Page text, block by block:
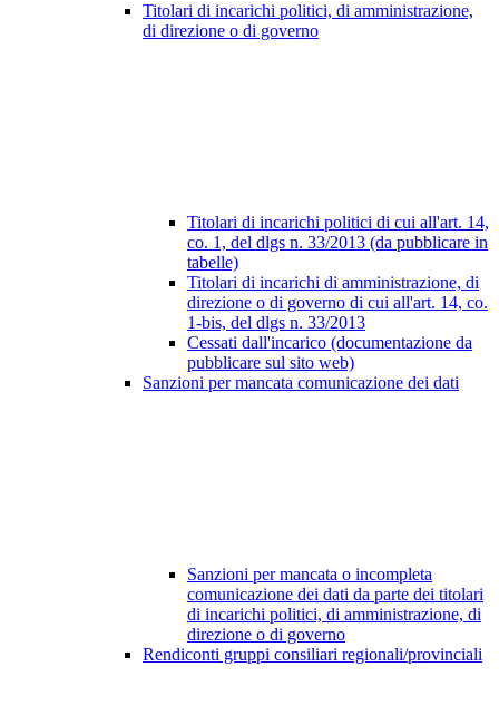
Titolari di incarichi politici, di amministrazione,
di direzione o di governo
Titolari di incarichi politici di cui all'art. 14,
co. 1, del dlgs n. 33/2013 (da pubblicare in
tabelle)
Titolari di incarichi di amministrazione, di
direzione o di governo di cui all'art. 14, co.
1-bis, del dlgs n. 33/2013
Cessati dall'incarico (documentazione da
pubblicare sul sito web)
Sanzioni per mancata comunicazione dei dati
Sanzioni per mancata o incompleta
comunicazione dei dati da parte dei titolari
di incarichi politici, di amministrazione, di
direzione o di governo
Rendiconti gruppi consiliari regionali/provinciali